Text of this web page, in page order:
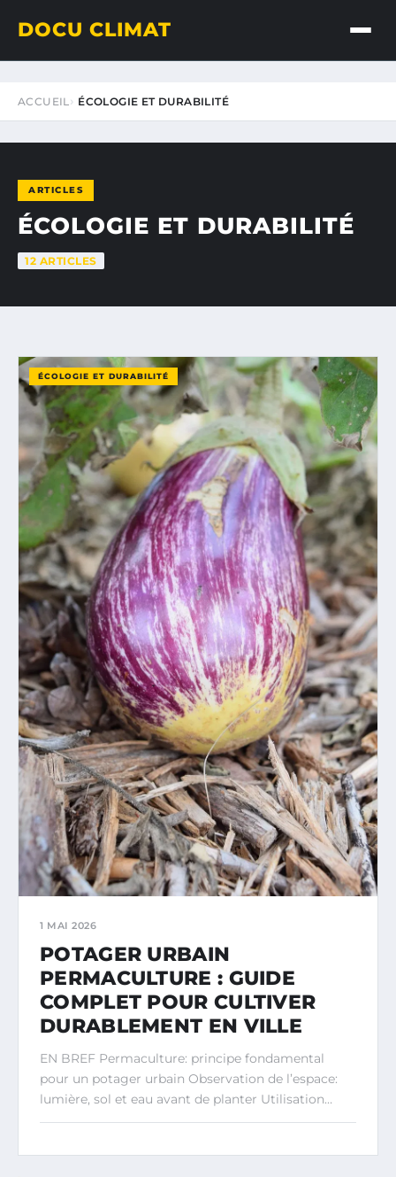
DOCU CLIMAT
ACCUEIL ÉCOLOGIE ET DURABILITÉ
ARTICLES
ÉCOLOGIE ET DURABILITÉ
12 ARTICLES
ÉCOLOGIE ET DURABILITÉ
1 MAI 2026
POTAGER URBAIN
PERMACULTURE : GUIDE
COMPLET POUR CULTIVER
DURABLEMENT EN VILLE
EN BREF Permaculture: principe fondamental
pour un potager urbain Observation de l’espace:
lumière, sol et eau avant de planter Utilisation…